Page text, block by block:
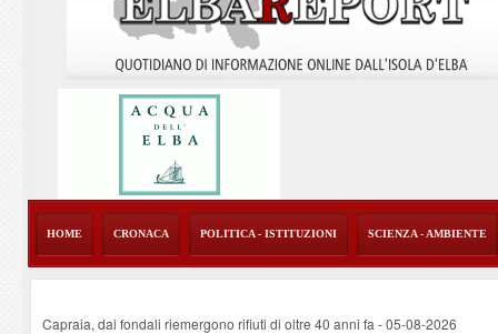
HOME CRONACA POLITICA - ISTITUZIONI SCIENZA - AMBIENTE
Capraia, dai fondali riemergono rifiuti di oltre 40 anni fa -05-08-2026